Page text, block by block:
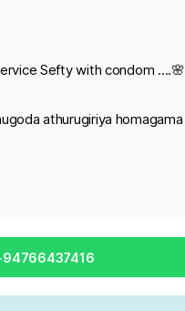
Sefty with condom ....🌸
athurugiriya homagama